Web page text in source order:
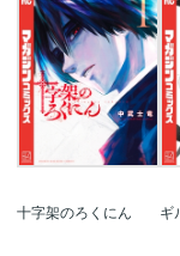
十字架のろくにん ギ